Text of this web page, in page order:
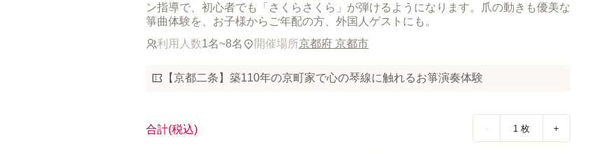
ン指導で、初心者でも「さくらさくら」が弾けるようになります。爪の動きも優美な
箏曲体験を、お子様からご年配の方、外国人ゲストにも。
利用人数1名~8名 開催場所京都府 京都市
【京都二条】築110年の京町家で心の琴線に触れるお箏演奏体験
合計(税込) - 1 枚 +